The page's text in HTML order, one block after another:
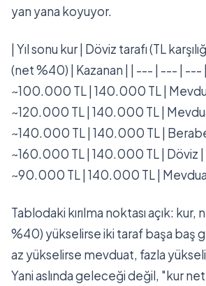
yan yana koyuyor.
| Yıl sonu kur | Döviz tarafı (TL
(net %40) | Kazanan | | --- | --- | ---
~100.000 TL | 140.000 TL |
~120.000 TL | 140.000 TL |
~140.000 TL | 140.000 TL |
~160.000 TL | 140.000 TL | Döviz | |
~90.000 TL | 140.000 TL | Mevduat
Tablodaki kırılma noktası açık: kur,
%40) yükselirse iki taraf başa baş
az yükselirse mevduat, fazla
Yani aslında geleceği değil, "kur net